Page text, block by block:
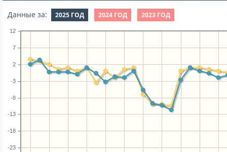
Данные за: 2025 ГОД 2024 ГОД 2023 ГОД
-23
-18
-13
-8
-3
2
7
12